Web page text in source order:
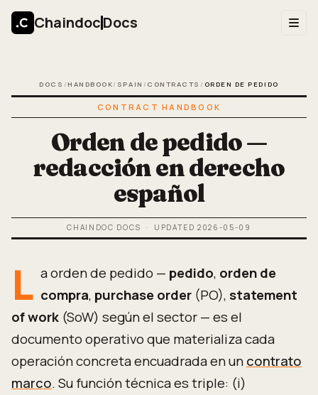
ChaindocDocs
DOCS / HANDBOOK/ SPAIN / CONTRACTS / ORDEN DE PEDIDO
CONTRACT HANDBOOK
Orden de pedido —
redacción en derecho
español
CHAINDOC DOCS · UPDATED2026-05-09
L a orden de pedido — pedido, orden de
compra, purchase order (PO), statement
of work (SoW) según el sector — es el
documento operativo que materializa cada
operación concreta encuadrada en uncontrato
marco. Su función técnica es triple: (i)